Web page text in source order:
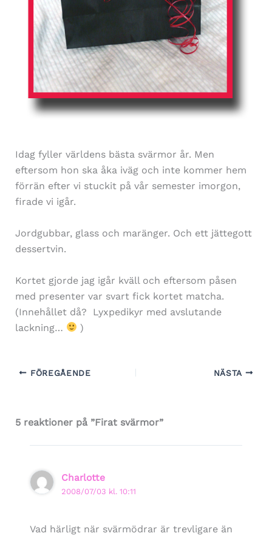
Idag fyller världens bästa svärmor år. Men
eftersom hon ska åka iväg och inte kommer hem
förrän efter vi stuckit på vår semester imorgon,
firade vi igår.
Jordgubbar, glass och maränger. Och ett jättegott
dessertvin.
Kortet gjorde jag igår kväll och eftersom påsen
med presenter var svart fick kortet matcha.
(Innehållet då? Lyxpedikyr med avslutande
lackning…
)
FÖREGÅENDE NÄSTA
5 reaktioner på ”Firat svärmor”
Charlotte
2008/07/03 kl. 10:11
Vad härligt när svärmödrar är trevligare än